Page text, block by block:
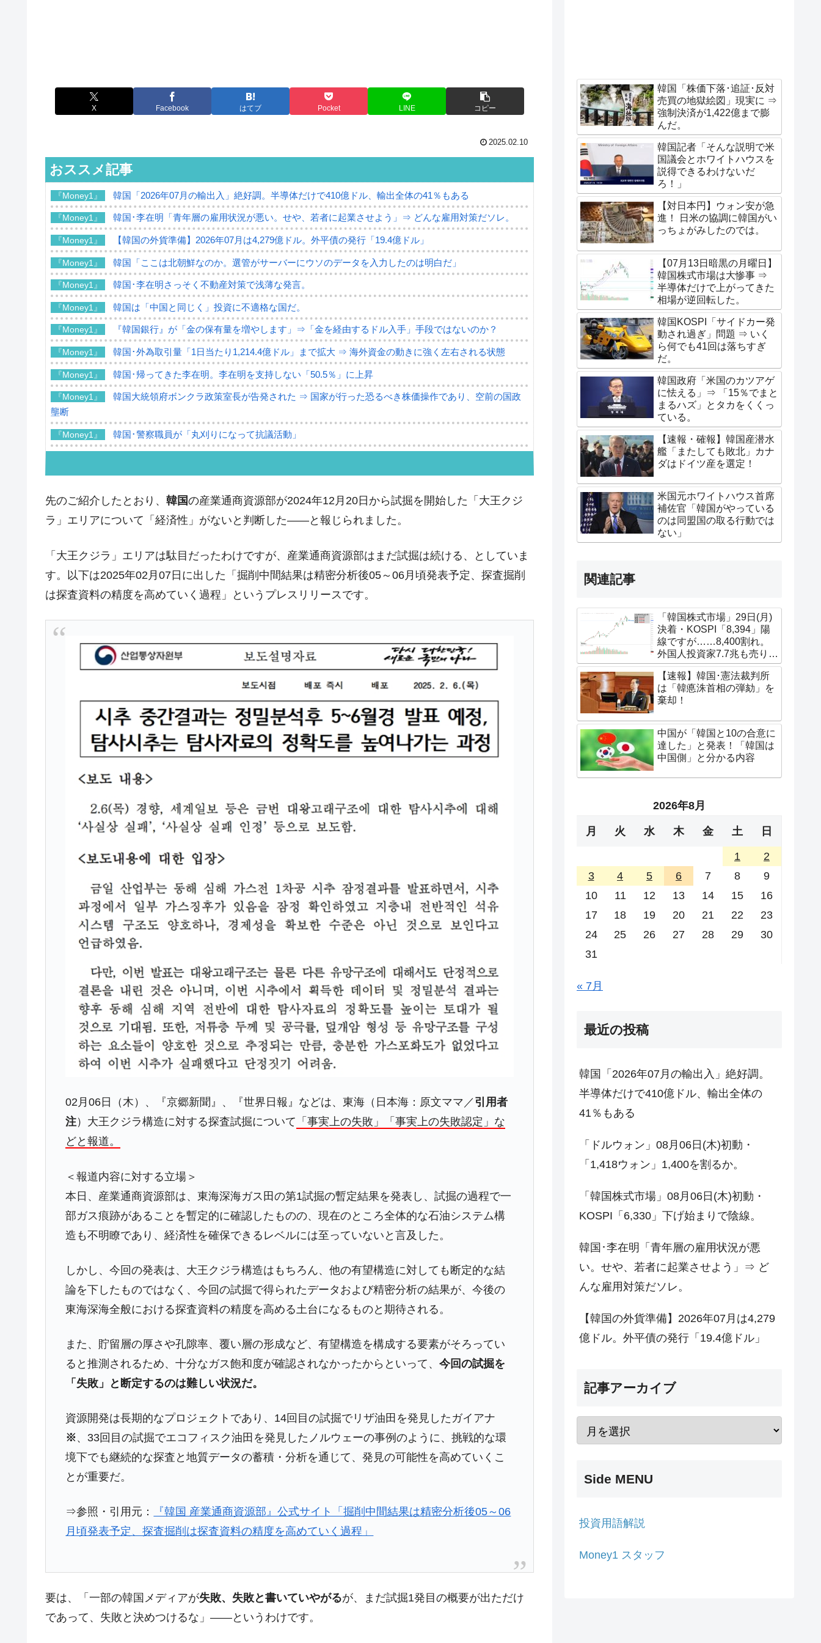
X Facebook はてブ Pocket LINE コピー
2025.02.10
おススメ記事
『Money1』 韓国「2026年07月の輸出入」絶好調。半導体だけで410億ドル、輸出全体の41％もある
『Money1』 韓国･李在明「青年層の雇用状況が悪い。せや、若者に起業させよう」⇒ どんな雇用対策だソレ。
『Money1』 【韓国の外貨準備】2026年07月は4,279億ドル。外平債の発行「19.4億ドル」
『Money1』 韓国「ここは北朝鮮なのか。選管がサーバーにウソのデータを入力したのは明白だ」
『Money1』 韓国･李在明さっそく不動産対策で浅薄な発言。
『Money1』 韓国は「中国と同じく」投資に不適格な国だ。
『Money1』 『韓国銀行』が「金の保有量を増やします」⇒「金を経由するドル入手」手段ではないのか？
『Money1』 韓国･外為取引量「1日当たり1,214.4億ドル」まで拡大 ⇒ 海外資金の動きに強く左右される状態
『Money1』 韓国･帰ってきた李在明。李在明を支持しない「50.5％」に上昇
『Money1』
韓国大統領府ボンクラ政策室長が告発された ⇒ 国家が行った恐るべき株価操作であり、空前の国政
壟断
『Money1』 韓国･警察職員が「丸刈りになって抗議活動」
韓国製造業「半導体絶好調」のウラで他業種は全般的「不調」⇒ PSIが示す現況は決して良くない。
『Money1』 【米韓激突案件】韓国消費者院が『クーパン』1人当たり賠償10万ウォンを認定 ⇒ 総額3兆7,000億
『Money1』 韓国で猛暑。南東部では干ばつ
『Money1』 【対日本円】ウォン安が急進！ 日米の協調に韓国がいっちょがみしたのでは。
『Money1』
韓国政府『BYD』車への補助金を全廃 ⇒ 実は韓国で『BYD』車は売れている。6カ月で対前年同期比
『Money1』
ドを掲げる「在韓反米勢力」
『Money1』 韓国政府「2035年までに18.4GW規模のAIデータセンター整備」⇒ だから無理だってば。
JPモルガン「韓国レバレッジETFの清算はほぼ終わった」
『Money1』 韓国『国民年金公団』株価暴落で200兆蒸発。
『Money1』 韓国政府「ニセＫ-ブランドを通報しようキャンペーン」⇒ あの名物教授も登場！
『Money1』 韓国「橋が落ちました」⇒ 耐久性「なさすぎ」では。
『Money1』 韓国鉄鋼最大手『POSCO』ズブズブ沈む。営業利益80.2％も減少
米国下院「韓国の公務員個人をターゲットにぶん殴る法案」提出！⇒ クーパン問題は合衆国企業に対
する差別。許してはおかぬ
『Money1』 韓国半導体『SKハイニックス』2026年2Qの業績「史上最高益」当期純利益は前年同期比13.4倍に。
『Money1』 韓国･加徳島新国際空港「またも暗礁」の危機 ⇒ 10.7兆では損が出るからできない。
『Money1』
【速報】韓国株式市場の暴落・本日07月29日(水)もサイドカー・サーキットブレイカーの二段コンボ
『Money1』 IT産業は人を雇用する効果は低い。全産業の半分未満しか雇用を生まない
『Money1』 韓国「株式市場が賭博場のように変質したのは政界の責任だ」
『Money1』 韓国「2026年1Q 資金循環統計」面白い結果に。
『Money1』 韓国化学企業最大手『ロッテケミカル』純借入金が約8兆。信用格付け「ネガティブ」にダウン
『Money1』 韓国株式市場･暗黒の火曜日。サーキットブレイカーも発動！ 半導体2銘柄の暴落
『Money1』 韓国･カードローン金利「15％」突破！
Fact1 夏の甲子園、優勝校を最も多く輩出している都道府県とは？
Fact1 今話題の「楽天ライオンズ」とは？
Fact1 奇跡の毛色「白毛馬」とは？
Fact1 平成仮面ライダーの意外すぎるモチーフとは？
Fact1 発表から2日で大崩壊、鳴かず飛ばずに終わりそうなスーパーリーグとは？
Fact1 日本人マスターズ挑戦の歴史。松山以前に最高位だった選手とは？
Fact1 セレクトセールの高額取引馬が稼いだ金額とは？
先のご紹介したとおり、 韓国の産業通商資源部が2024年12月20日から試掘を開始した「大王クジ
ラ」エリアについて「経済性」がないと判断した――と報じられました。
「大王クジラ」エリアは駄目だったわけですが、産業通商資源部はまだ試掘は続ける、としていま
す。以下は2025年02月07日に出した「掘削中間結果は精密分析後05～06月頃発表予定、探査掘削
は探査資料の精度を高めていく過程」というプレスリリースです。
02月06日（木）、『京郷新聞』、『世界日報』などは、東海（日本海：原文ママ／ 引用者
注）大王クジラ構造に対する探査試掘について 「事実上の失敗」「事実上の失敗認定」な
どと報道。
＜報道内容に対する立場＞
本日、産業通商資源部は、東海深海ガス田の第1試掘の暫定結果を発表し、試掘の過程で一
部ガス痕跡があることを暫定的に確認したものの、現在のところ全体的な石油システム構
造も不明瞭であり、経済性を確保できるレベルには至っていないと言及した。
しかし、今回の発表は、大王クジラ構造はもちろん、他の有望構造に対しても断定的な結
論を下したものではなく、今回の試掘で得られたデータおよび精密分析の結果が、今後の
東海深海全般における探査資料の精度を高める土台になるものと期待される。
また、貯留層の厚さや孔隙率、覆い層の形成など、有望構造を構成する要素がそろってい
ると推測されるため、十分なガス飽和度が確認されなかったからといって、今回の試掘を
「失敗」と断定するのは難しい状況だ。
資源開発は長期的なプロジェクトであり、14回目の試掘でリザ油田を発見したガイアナ
※、33回目の試掘でエコフィスク油田を発見したノルウェーの事例のように、挑戦的な環
境下でも継続的な探査と地質データの蓄積・分析を通じて、発見の可能性を高めていくこ
とが重要だ。
⇒参照・引用元：
『韓国 産業通商資源部』公式サイト「掘削中間結果は精密分析後05～06
月頃発表予定、探査掘削は探査資料の精度を高めていく過程」
要は、「一部の韓国メディアが失敗、失敗と書いていやがるが、まだ試掘1発目の概要が出ただけ
であって、失敗と決めつけるな」――というわけです。
韓国「株価下落･追証･反対
売買の地獄絵図」現実に ⇒
強制決済が1,422億まで膨
んだ。
韓国記者「そんな説明で米
国議会とホワイトハウスを
説得できるわけないだ
ろ！」
【対日本円】ウォン安が急
進！ 日米の協調に韓国がい
っちょがみしたのでは。
【07月13日暗黒の月曜日】
韓国株式市場は大惨事 ⇒
半導体だけで上がってきた
相場が逆回転した。
韓国KOSPI「サイドカー発
動され過ぎ」問題 ⇒ いく
ら何でも41回は落ちすぎ
だ。
韓国政府「米国のカツアゲ
に怯える」⇒ 「15％でまと
まるハズ」とタカをくくっ
ている。
【速報・確報】韓国産潜水
艦「またしても敗北」カナ
ダはドイツ産を選定！
米国元ホワイトハウス首席
補佐官「韓国がやっている
のは同盟国の取る行動では
ない」
関連記事
「韓国株式市場」29日(月)
決着・KOSPI「8,394」陽
線ですが……8,400割れ。
外国人投資家7.7兆も売り越
し
【速報】韓国･憲法裁判所
は「韓悳洙首相の弾劾」を
棄却！
中国が「韓国と10の合意に
達した」と発表！「韓国は
中国側」と分かる内容
2026年8月
月 火 水 木 金 土 日
1
2
3
4 5 6 7 8
9
10
11 12 13 14 15
16
17
18 19 20 21 22
23
24
25 26 27 28 29
30
31
« 7月
最近の投稿
韓国「2026年07月の輸出入」絶好調。
半導体だけで410億ドル、輸出全体の
41％もある
「ドルウォン」08月06日(木)初動・
「1,418ウォン」1,400を割るか。
「韓国株式市場」08月06日(木)初動・
KOSPI「6,330」下げ始まりで陰線。
韓国･李在明「青年層の雇用状況が悪
い。せや、若者に起業させよう」⇒ ど
んな雇用対策だソレ。
【韓国の外貨準備】2026年07月は4,279
億ドル。外平債の発行「19.4億ドル」
記事アーカイブ
Side MENU
投資用語解説
Money1 スタッフ